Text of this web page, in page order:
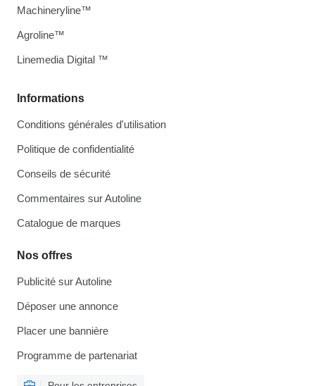
Informations
Conditions générales d'utilisation
Politique de confidentialité
Conseils de sécurité
Commentaires sur Autoline
Catalogue de marques
Nos offres
Publicité sur Autoline
Déposer une annonce
Placer une bannière
Programme de partenariat
Machineryline™
Agroline™
Linemedia Digital ™